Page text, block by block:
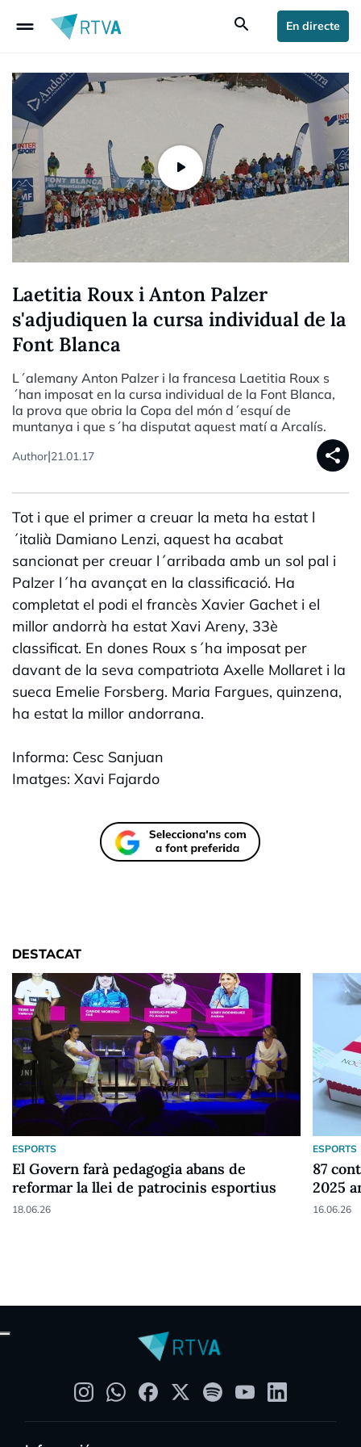
drag_handle search En directe
Laetitia Roux i Anton Palzer
s'adjudiquen la cursa individual de la
Font Blanca
L´alemany Anton Palzer i la francesa Laetitia Roux s
´han imposat en la cursa individual de la Font Blanca,
la prova que obria la Copa del món d´esquí de
muntanya i que s´ha disputat aquest matí a Arcalís.
Author|21.01.17 share
Tot i que el primer a creuar la meta ha estat l
´italià Damiano Lenzi, aquest ha acabat
sancionat per creuar l´arribada amb un sol pal i
Palzer l´ha avançat en la classificació. Ha
completat el podi el francès Xavier Gachet i el
millor andorrà ha estat Xavi Areny, 33è
classificat. En dones Roux s´ha imposat per
davant de la seva compatriota Axelle Mollaret i la
sueca Emelie Forsberg. Maria Fargues, quinzena,
ha estat la millor andorrana.
Informa: Cesc Sanjuan
Imatges: Xavi Fajardo
DESTACAT
ESPORTS
El Govern farà pedagogia abans de
reformar la llei de patrocinis esportius
18.06.26
ESPORTS
87
2025
16.06.26